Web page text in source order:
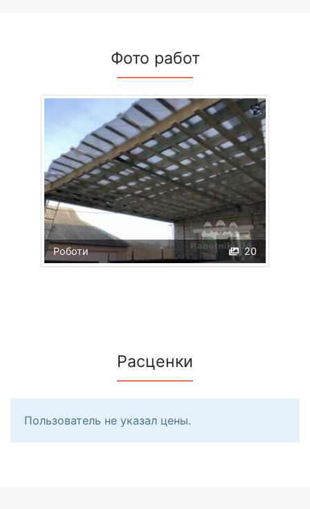
Фото работ
20
Роботи
Расценки
Пользователь не указал цены.